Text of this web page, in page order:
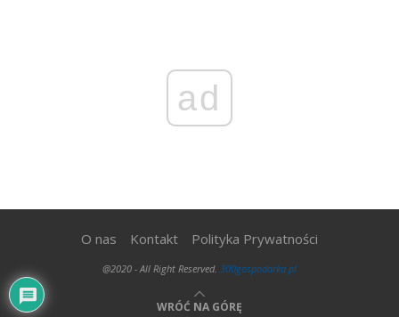
ad
O nas Kontakt Polityka Prywatności
@2020 - All Right Reserved. 300gospodarka.pl
WRÓĆ NA GÓRĘ